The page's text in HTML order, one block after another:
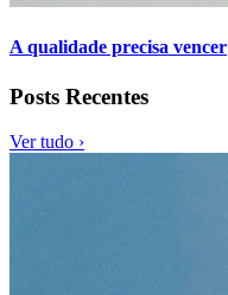
A qualidade precisa vencer
Posts Recentes
Ver tudo ›